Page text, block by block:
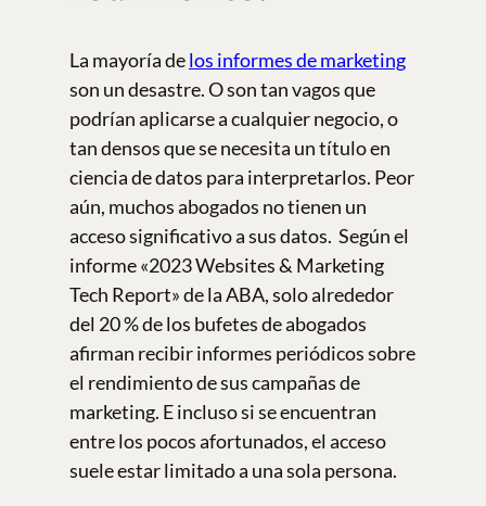
La mayoría delos informes de marketing
son un desastre. O son tan vagos que
podrían aplicarse a cualquier negocio, o
tan densos que se necesita un título en
ciencia de datos para interpretarlos. Peor
aún, muchos abogados no tienen un
acceso significativo a sus datos. Según el
informe «2023 Websites & Marketing
Tech Report» de la ABA, solo alrededor
del 20 % de los bufetes de abogados
afirman recibir informes periódicos sobre
el rendimiento de sus campañas de
marketing. E incluso si se encuentran
entre los pocos afortunados, el acceso
suele estar limitado a una sola persona.